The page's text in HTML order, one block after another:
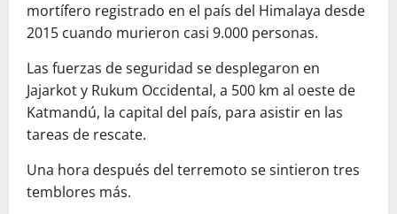
mortífero registrado en el país del Himalaya desde
2015 cuando murieron casi 9.000 personas.
Las fuerzas de seguridad se desplegaron en
Jajarkot y Rukum Occidental, a 500 km al oeste de
Katmandú, la capital del país, para asistir en las
tareas de rescate.
Una hora después del terremoto se sintieron tres
temblores más.